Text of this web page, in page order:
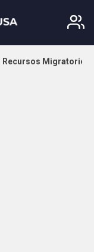
Recursos Migratorios